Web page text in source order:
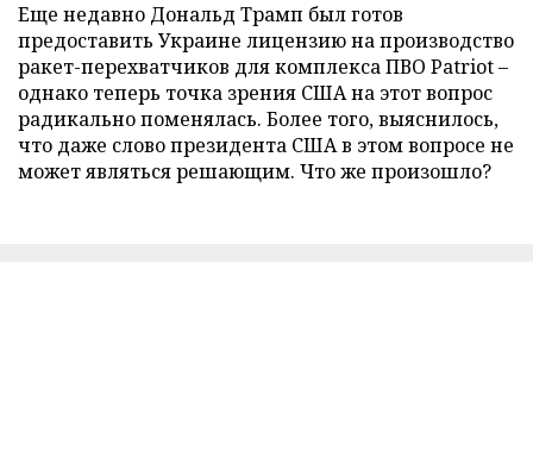
Еще недавно Дональд Трамп был готов
предоставить Украине лицензию на производство
ракет-перехватчиков для комплекса ПВО Patriot –
однако теперь точка зрения США на этот вопрос
радикально поменялась. Более того, выяснилось,
что даже слово президента США в этом вопросе не
может являться решающим. Что же произошло?